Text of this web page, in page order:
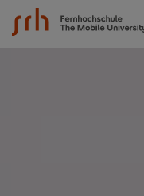
SRH Fernhochschule